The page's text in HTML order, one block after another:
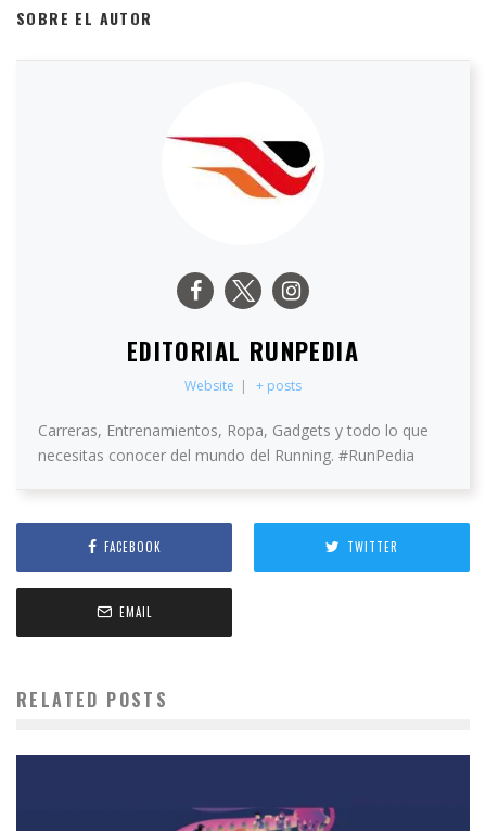
SOBRE EL AUTOR
EDITORIAL RUNPEDIA
Website | + posts
Carreras, Entrenamientos, Ropa, Gadgets y todo lo que
necesitas conocer del mundo del Running. #RunPedia
FACEBOOK TWITTER
EMAIL
RELATED POSTS